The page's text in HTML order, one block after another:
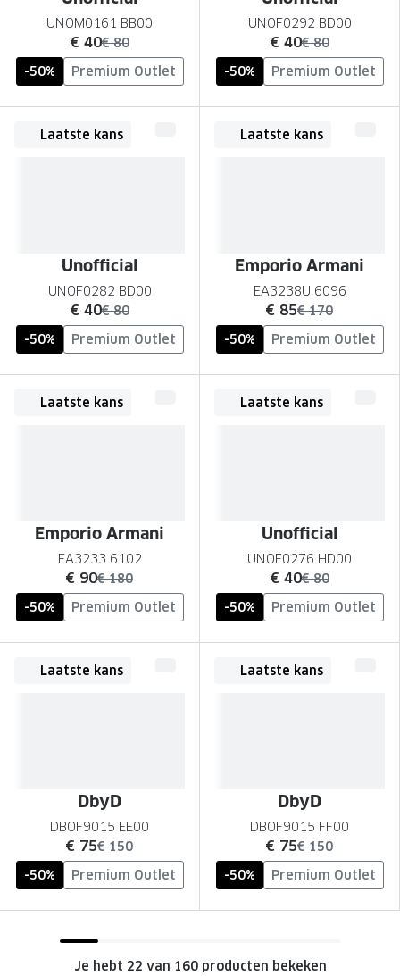
UNOM0161 BB00
nu:
€ 40was:
€ 80
-50%
Premium Outlet
UNOF0292 BD00
nu:
€ 40was:
€ 80
-50%
Premium Outlet
Laatste kans
Unofficial
UNOF0282 BD00
nu:
€ 40was:
€ 80
-50%
Premium Outlet
Laatste kans
Emporio Armani
EA3238U 6096
nu:
€ 85was:
€ 170
-50%
Premium Outlet
Laatste kans
Emporio Armani
EA3233 6102
nu:
€ 90was:
€ 180
-50%
Premium Outlet
Laatste kans
Unofficial
UNOF0276 HD00
nu:
€ 40was:
€ 80
-50%
Premium Outlet
Laatste kans
DbyD
DBOF9015 EE00
nu:
€ 75was:
€ 150
-50%
Premium Outlet
Laatste kans
DbyD
DBOF9015 FF00
nu:
€ 75was:
€ 150
-50%
Premium Outlet
Je hebt 22 van 160 producten bekeken